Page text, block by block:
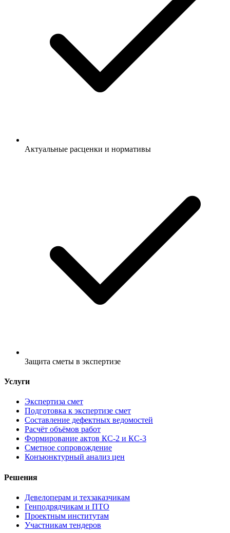
Актуальные расценки и нормативы
Защита сметы в экспертизе
Услуги
Экспертиза смет
Подготовка к экспертизе смет
Составление дефектных ведомостей
Расчёт объёмов работ
Формирование актов КС-2 и КС-3
Сметное сопровождение
Конъюнктурный анализ цен
Решения
Девелоперам и техзаказчикам
Генподрядчикам и ПТО
Проектным институтам
Участникам тендеров